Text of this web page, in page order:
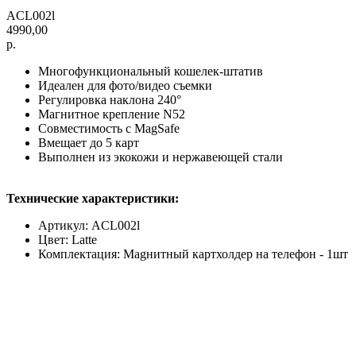
ACL002l
4990,00
р.
Многофункциональный кошелек-штатив
Идеален для фото/видео съемки
Регулировка наклона 240°
Магнитное крепление N52
Совместимость с MagSafe
Вмещает до 5 карт
Выполнен из экокожи и нержавеющей стали
Технические характеристики:
Артикул: ACL002l
Цвет: Latte
Комплектация: Magнитный картхолдер на телефон - 1шт